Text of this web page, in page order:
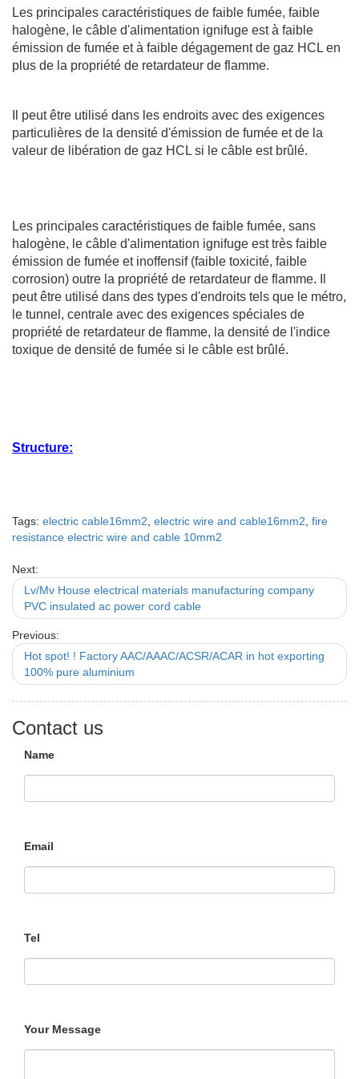
Les principales caractéristiques de faible fumée, faible
halogène, le câble d'alimentation ignifuge est à faible
émission de fumée et à faible dégagement de gaz HCL en
plus de la propriété de retardateur de flamme.
Il peut être utilisé dans les endroits avec des exigences
particulières de la densité d'émission de fumée et de la
valeur de libération de gaz HCL si le câble est brûlé.
Les principales caractéristiques de faible fumée, sans
halogène, le câble d'alimentation ignifuge est très faible
émission de fumée et inoffensif (faible toxicité, faible
corrosion) outre la propriété de retardateur de flamme. Il
peut être utilisé dans des types d'endroits tels que le métro,
le tunnel, centrale avec des exigences spéciales de
propriété de retardateur de flamme, la densité de l'indice
toxique de densité de fumée si le câble est brûlé.
Structure:
Tags: electric cable16mm2 electric wire and cable16mm2 fire
resistance electric wire and cable 10mm2
Next:
Lv/Mv House electrical materials manufacturing company
PVC insulated ac power cord cable
Previous:
Hot spot! ! Factory AAC/AAAC/ACSR/ACAR in hot exporting
100% pure aluminium
Contact us
Name
Email
Tel
Your Message